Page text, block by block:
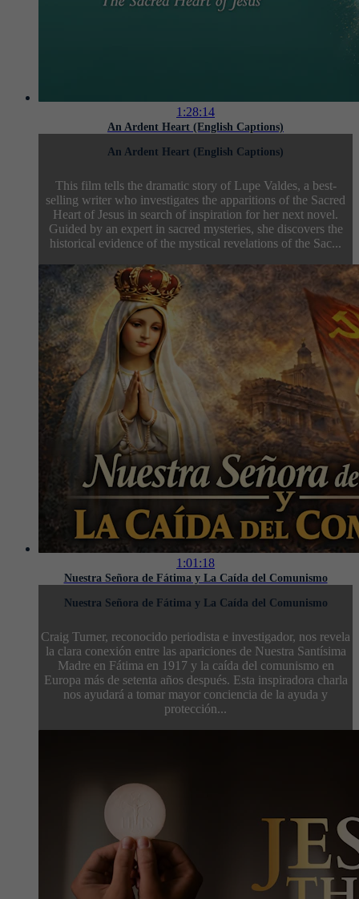
1:28:14
An Ardent Heart (English Captions)
An Ardent Heart (English Captions)
This film tells the dramatic story of Lupe Valdes, a best-
selling writer who investigates the apparitions of the Sacred
Heart of Jesus in search of inspiration for her next novel.
Guided by an expert in sacred mysteries, she discovers the
historical evidence of the mystical revelations of the Sac...
1:01:18
Nuestra Señora de Fátima y La Caída del Comunismo
Nuestra Señora de Fátima y La Caída del Comunismo
Craig Turner, reconocido periodista e investigador, nos revela
la clara conexión entre las apariciones de Nuestra Santísima
Madre en Fátima en 1917 y la caída del comunismo en
Europa más de setenta años después. Esta inspiradora charla
nos ayudará a tomar mayor conciencia de la ayuda y
protección...